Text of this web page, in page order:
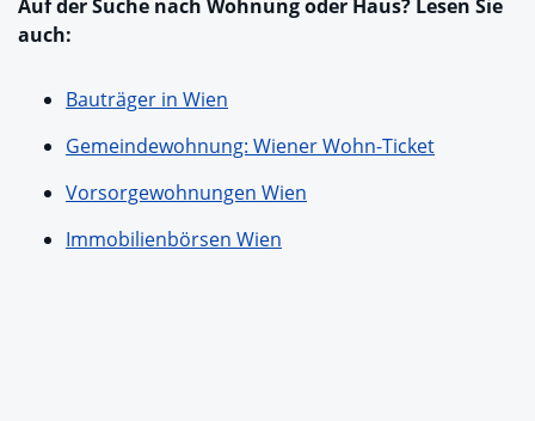
Auf der Suche nach Wohnung oder Haus? Lesen Sie
auch:
Bauträger in Wien
Gemeindewohnung: Wiener Wohn-Ticket
Vorsorgewohnungen Wien
Immobilienbörsen Wien